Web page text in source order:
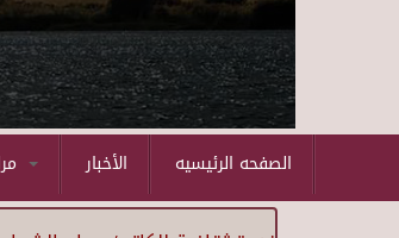
الأخبار الصفحه الرئيسيه